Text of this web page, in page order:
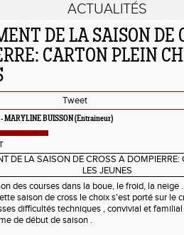
ACTUALITÉS
DE LA SAISON DE
CARTON PLEIN
Tweet
MARYLINE BUISSON (Entraineur)
des courses dans la boue, le froid, la neige
saison de cross le choix s'est porté sur le
difficultés techniques , convivial et
de début de saison .